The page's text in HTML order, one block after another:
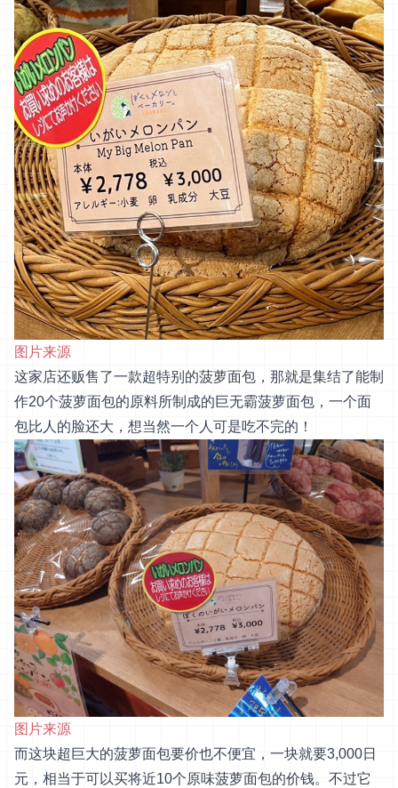
图片来源
这家店还贩售了一款超特别的菠萝面包，那就是集结了能制
作20个菠萝面包的原料所制成的巨无霸菠萝面包，一个面
包比人的脸还大，想当然一个人可是吃不完的！
图片来源
而这块超巨大的菠萝面包要价也不便宜，一块就要3,000日
元，相当于可以买将近10个原味菠萝面包的价钱。不过它